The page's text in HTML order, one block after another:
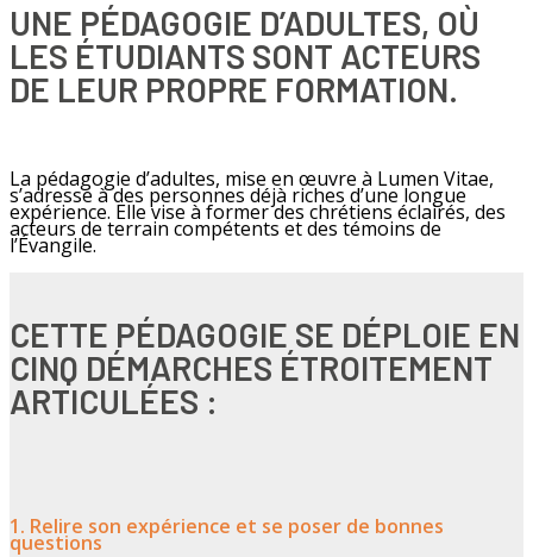
UNE PÉDAGOGIE D’ADULTES, OÙ
LES ÉTUDIANTS SONT ACTEURS
DE LEUR PROPRE FORMATION.
La pédagogie d’adultes, mise en œuvre à Lumen Vitae,
s’adresse à des personnes déjà riches d’une longue
expérience. Elle vise à former des chrétiens éclairés, des
acteurs de terrain compétents et des témoins de
l’Évangile.
CETTE PÉDAGOGIE SE DÉPLOIE EN
CINQ DÉMARCHES ÉTROITEMENT
ARTICULÉES :
1. Relire son expérience et se poser de bonnes
questions